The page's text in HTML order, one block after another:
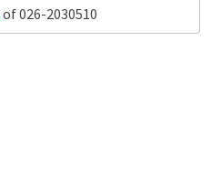
of 026-2030510